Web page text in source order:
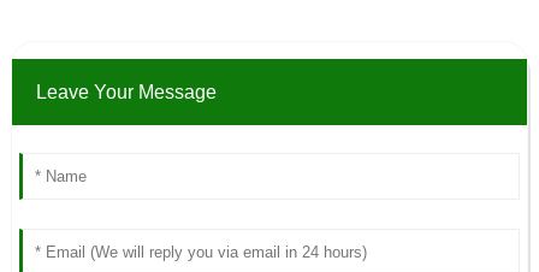
Leave Your Message